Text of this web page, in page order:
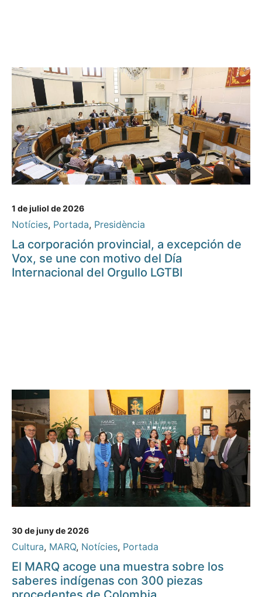
1 de juliol de 2026
Notícies, Portada, Presidència
La corporación provincial, a excepción de
Vox, se une con motivo del Día
Internacional del Orgullo LGTBI
30 de juny de 2026
Cultura, MARQ, Notícies, Portada
El MARQ acoge una muestra sobre los
saberes indígenas con 300 piezas